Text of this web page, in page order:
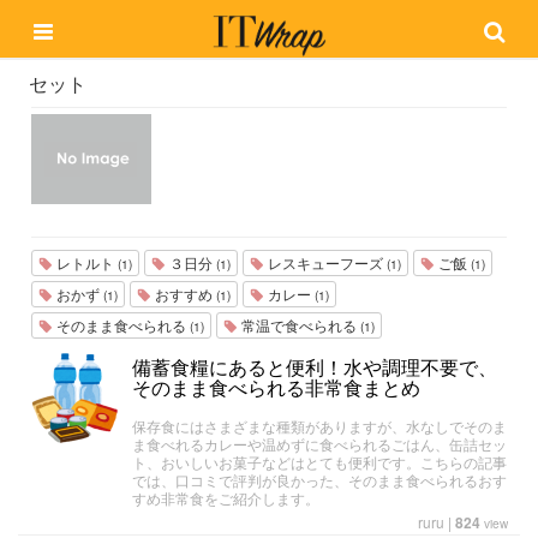
セット
レトルト (1) ３日分 (1) レスキューフーズ (1) ご飯 (1)
おかず (1) おすすめ (1) カレー (1)
そのまま食べられる (1) 常温で食べられる (1)
備蓄食糧にあると便利！水や調理不要で、
そのまま食べられる非常食まとめ
保存食にはさまざまな種類がありますが、水なしでそのま
ま食べれるカレーや温めずに食べられるごはん、缶詰セッ
ト、おいしいお菓子などはとても便利です。こちらの記事
では、口コミで評判が良かった、そのまま食べられるおす
すめ非常食をご紹介します。
ruru | 824 view